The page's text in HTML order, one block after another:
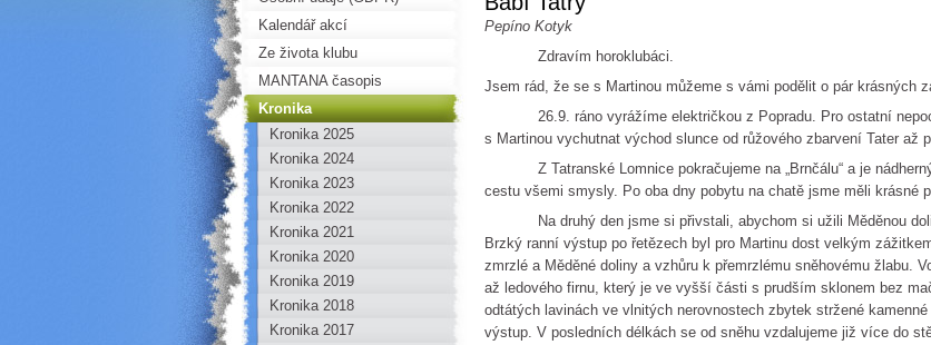
Pepíno Kotyk
Zdravím horoklubáci.
Jsem rád, že se s Martinou můžeme s vámi podělit o pár krásných
26.9. ráno vyrážíme električkou z Popradu. Pro ostatní
s Martinou vychutnat východ slunce od růžového zbarvení Tater až
Z Tatranské Lomnice pokračujeme na „Brnčálu“ a je
cestu všemi smysly. Po oba dny pobytu na chatě jsme měli krásné
Na druhý den jsme si přivstali, abychom si užili Měděnou
Brzký ranní výstup po řetězech byl pro Martinu dost velkým
zmrzlé a Měděné doliny a vzhůru k přemrzlému sněhovému žlabu.
až ledového firnu, který je ve vyšší části s prudším sklonem bez
odtátých lavinách ve vlnitých nerovnostech zbytek stržené
výstup. V posledních délkách se od sněhu vzdalujeme již více do
Kalendář akcí
Ze života klubu
MANTANA časopis
Kronika
Kronika 2025
Kronika 2024
Kronika 2023
Kronika 2022
Kronika 2021
Kronika 2020
Kronika 2019
Kronika 2018
Kronika 2017